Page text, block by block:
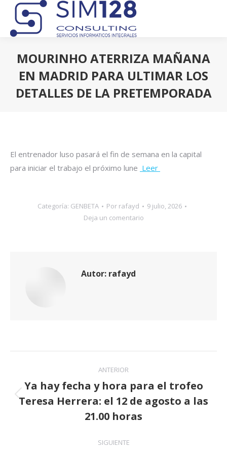
MOURINHO ATERRIZA MAÑANA
EN MADRID PARA ULTIMAR LOS
DETALLES DE LA PRETEMPORADA
El entrenador luso pasará el fin de semana en la capital
para iniciar el trabajo el próximo lune Leer
Categoría: GENBETA Por rafayd
9 julio, 2026
Deja un comentario
Autor: rafayd
Navegación
entre
publicaciones
ANTERIOR
Publicación
anterior:
Ya hay fecha y hora para el trofeo
Teresa Herrera: el 12 de agosto a las
21.00 horas
SIGUIENTE